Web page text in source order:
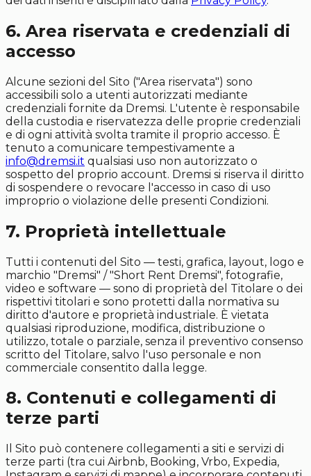
6. Area riservata e credenziali di
accesso
Alcune sezioni del Sito ("Area riservata") sono
accessibili solo a utenti autorizzati mediante
credenziali fornite da Dremsi. L'utente è responsabile
della custodia e riservatezza delle proprie credenziali
e di ogni attività svolta tramite il proprio accesso. È
tenuto a comunicare tempestivamente a
info@dremsi.it qualsiasi uso non autorizzato o
sospetto del proprio account. Dremsi si riserva il diritto
di sospendere o revocare l'accesso in caso di uso
improprio o violazione delle presenti Condizioni.
7. Proprietà intellettuale
Tutti i contenuti del Sito — testi, grafica, layout, logo e
marchio "Dremsi" / "Short Rent Dremsi", fotografie,
video e software — sono di proprietà del Titolare o dei
rispettivi titolari e sono protetti dalla normativa su
diritto d'autore e proprietà industriale. È vietata
qualsiasi riproduzione, modifica, distribuzione o
utilizzo, totale o parziale, senza il preventivo consenso
scritto del Titolare, salvo l'uso personale e non
commerciale consentito dalla legge.
8. Contenuti e collegamenti di
terze parti
Il Sito può contenere collegamenti a siti e servizi di
terze parti (tra cui Airbnb, Booking, Vrbo, Expedia,